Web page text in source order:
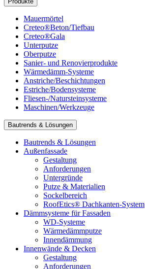
Mauermörtel
Creteo®Beton/Tiefbau
Creteo®Gala
Unterputze
Oberputze
Sanier- und Renovierprodukte
Wärmedämm-Systeme
Anstriche/Beschichtungen
Estriche/Bodensysteme
Fliesen-/Natursteinsysteme
Maschinen/Werkzeuge
Bautrends & Lösungen
Bautrends & Lösungen
Außenfassade
Gestaltung
Anforderungen
Untergründe
Putze & Materialien
Sockelbereich
RoofEtics® Dachkanten-System
Dämmsysteme für Fassaden
WD-Systeme
Wärmedämmputze
Innendämmung
Innenwände & Decken
Gestaltung
Anforderungen